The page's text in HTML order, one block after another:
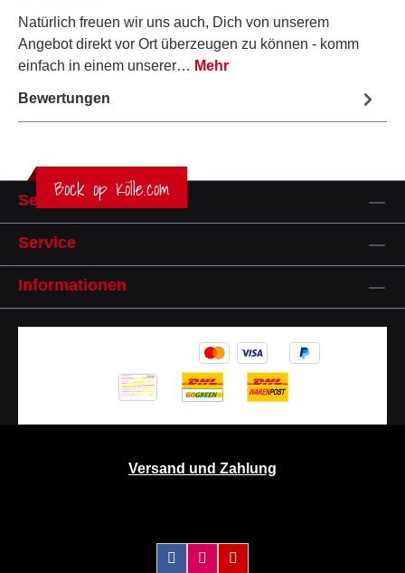
Natürlich freuen wir uns auch, Dich von unserem
Angebot direkt vor Ort überzeugen zu können - komm
einfach in einem unserer… Mehr
Bewertungen
Bock op Kölle.com
Service-Hotline
Service
Informationen
Versand und Zahlung